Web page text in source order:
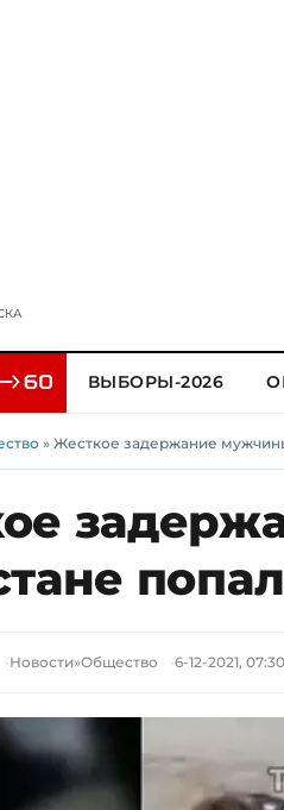
ВЫБОРЫ-2026
» Жесткое задержание
Новости»Общество 6-12-2021, 07:30